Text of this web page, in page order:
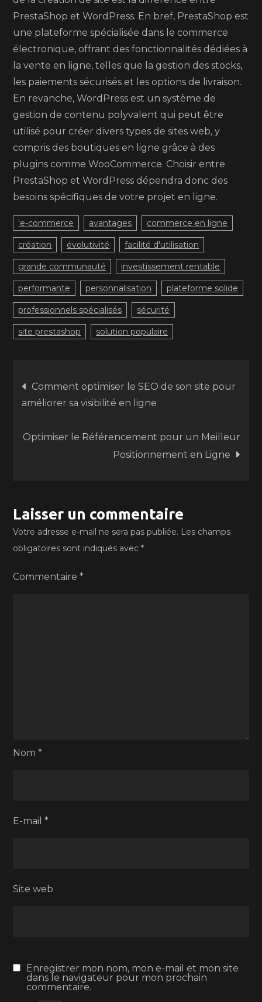
PrestaShop et WordPress. En bref, PrestaShop est
une plateforme spécialisée dans le commerce
électronique, offrant des fonctionnalités dédiées à
la vente en ligne, telles que la gestion des stocks,
les paiements sécurisés et les options de livraison.
En revanche, WordPress est un système de
gestion de contenu polyvalent qui peut être
utilisé pour créer divers types de sites web, y
compris des boutiques en ligne grâce à des
plugins comme WooCommerce. Choisir entre
PrestaShop et WordPress dépendra donc des
besoins spécifiques de votre projet en ligne.
'e-commerce avantages commerce en ligne
création évolutivité facilité d'utilisation
grande communauté investissement rentable
performante personnalisation plateforme solide
professionnels spécialisés sécurité
site prestashop solution populaire
Navigation
de
l’article
Comment optimiser le SEO de son site pour
améliorer sa visibilité en ligne
Optimiser le Référencement pour un Meilleur
Positionnement en Ligne
Laisser un commentaire
Votre adresse e-mail ne sera pas publiée. Les champs
obligatoires sont indiqués avec*
Commentaire*
Nom*
E-mail*
Site web
Enregistrer mon nom, mon e-mail et mon site
dans le navigateur pour mon prochain
commentaire.